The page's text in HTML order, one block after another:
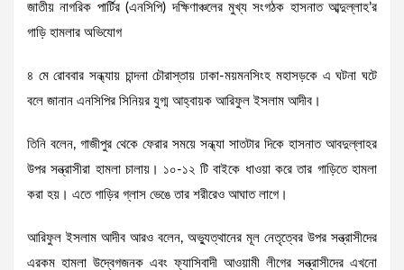
জাতীয় নাগরিক পার্টির (এনসিপি) দক্ষিণাঞ্চলের মুখ্য সংগঠক হাসনাত আব্দুল্লাহ’র
গাড়ি হামলার অভিযোগ
৪ মে রোববার সন্ধ্যায় চান্দনা চৌরাস্তায় ঢাকা-ময়মনসিংহ মহাসড়কে এ ঘটনা ঘটে
বলে জানান এনসিপির সিনিয়র যুগ্ম আহ্বায়ক আরিফুল ইসলাম আদীব।
তিনি বলেন, গাজীপুর থেকে ফেরার সময়ে সন্ধ্যা সাতটার দিকে হাসনাত আবদুল্লাহর
উপর সন্ত্রাসীরা হামলা চালায়। ১০-১২ টি বাইকে ধাওয়া করে তার গাড়িতে হামলা
করা হয়। এতে গাড়ির গ্লাস ভেঙে তার শরীরেও আঘাত লাগে।
আরিফুল ইসলাম আদীব আরও বলেন, অভ্যুত্থানের মূল নেতৃত্বের উপর সন্ত্রাসীদের
এরকম হামলা উদ্বেগজনক এবং ফ্যাসিবাদী আওয়ামী লীগের সন্ত্রাসীদের এখনো